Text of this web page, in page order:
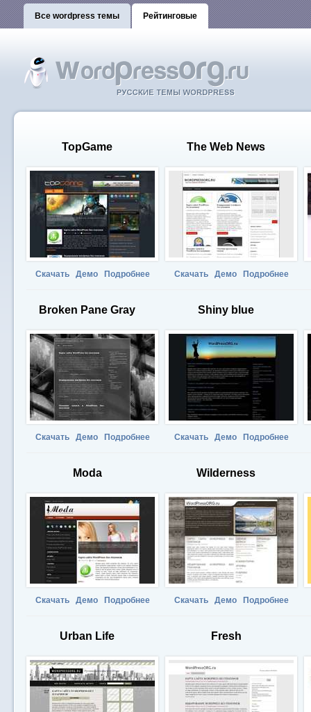
Все wordpress темы Рейтинговые
TopGame
Скачать Демо Подробнее
The Web News
Скачать Демо Подробнее
Broken Pane Gray
Скачать Демо Подробнее
Shiny blue
Скачать Демо Подробнее
Moda
Скачать Демо Подробнее
Wilderness
Скачать Демо Подробнее
Urban Life Fresh